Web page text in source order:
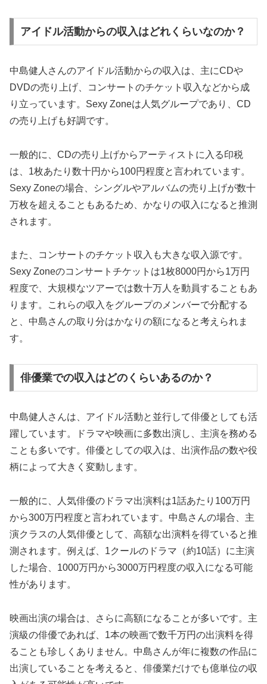
アイドル活動からの収入はどれくらいなのか？
中島健人さんのアイドル活動からの収入は、主にCDや
DVDの売り上げ、コンサートのチケット収入などから成
り立っています。Sexy Zoneは人気グループであり、CD
の売り上げも好調です。
一般的に、CDの売り上げからアーティストに入る印税
は、1枚あたり数十円から100円程度と言われています。
Sexy Zoneの場合、シングルやアルバムの売り上げが数十
万枚を超えることもあるため、かなりの収入になると推測
されます。
また、コンサートのチケット収入も大きな収入源です。
Sexy Zoneのコンサートチケットは1枚8000円から1万円
程度で、大規模なツアーでは数十万人を動員することもあ
ります。これらの収入をグループのメンバーで分配する
と、中島さんの取り分はかなりの額になると考えられま
す。
俳優業での収入はどのくらいあるのか？
中島健人さんは、アイドル活動と並行して俳優としても活
躍しています。ドラマや映画に多数出演し、主演を務める
ことも多いです。俳優としての収入は、出演作品の数や役
柄によって大きく変動します。
一般的に、人気俳優のドラマ出演料は1話あたり100万円
から300万円程度と言われています。中島さんの場合、主
演クラスの人気俳優として、高額な出演料を得ていると推
測されます。例えば、1クールのドラマ（約10話）に主演
した場合、1000万円から3000万円程度の収入になる可能
性があります。
映画出演の場合は、さらに高額になることが多いです。主
演級の俳優であれば、1本の映画で数千万円の出演料を得
ることも珍しくありません。中島さんが年に複数の作品に
出演していることを考えると、俳優業だけでも億単位の収